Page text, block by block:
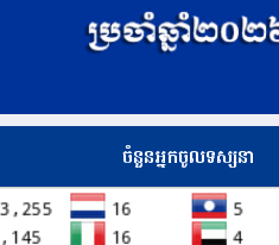
ចំនួនអ្នកចូលទស្សនា